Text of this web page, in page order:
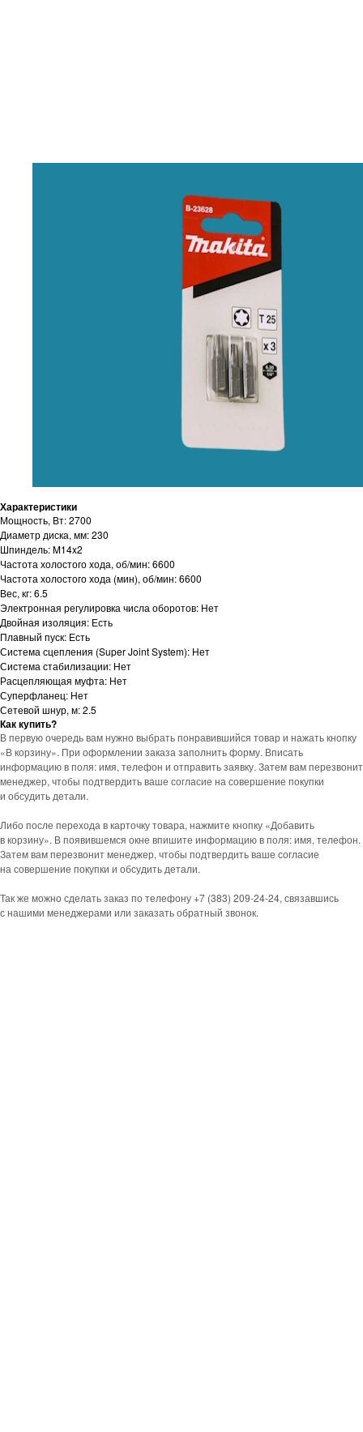
Характеристики
Мощность, Вт: 2700
Диаметр диска, мм: 230
Шпиндель: M14x2
Частота холостого хода, об/мин: 6600
Частота холостого хода (мин), об/мин: 6600
Вес, кг: 6.5
Электронная регулировка числа оборотов: Нет
Двойная изоляция: Есть
Плавный пуск: Есть
Система сцепления (Super Joint System): Нет
Система стабилизации: Нет
Расцепляющая муфта: Нет
Суперфланец: Нет
Сетевой шнур, м: 2.5
Как купить?
В первую очередь вам нужно выбрать понравившийся товар и нажать кнопку
«В корзину». При оформлении заказа заполнить форму. Вписать
информацию в поля: имя, телефон и отправить заявку. Затем вам перезвонит
менеджер, чтобы подтвердить ваше согласие на совершение покупки
и обсудить детали.
Либо после перехода в карточку товара, нажмите кнопку «Добавить
в корзину». В появившемся окне впишите информацию в поля: имя, телефон.
Затем вам перезвонит менеджер, чтобы подтвердить ваше согласие
на совершение покупки и обсудить детали.
Так же можно сделать заказ по телефону +7 (383) 209-24-24, связавшись
с нашими менеджерами или заказать обратный звонок.